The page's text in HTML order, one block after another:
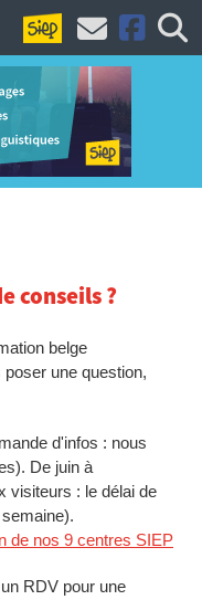
conseils ?
belge
une question,
d'infos : nous
De juin à
visiteurs : le délai de
de nos 9 centres SIEP
RDV pour une